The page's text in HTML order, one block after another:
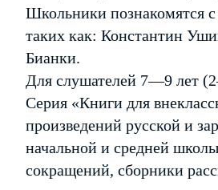
Школьники познакомятся с
таких как: Константин
Бианки.
Для слушателей 7—9 лет
Серия «Книги для
произведений русской и
начальной и средней
сокращений, сборники